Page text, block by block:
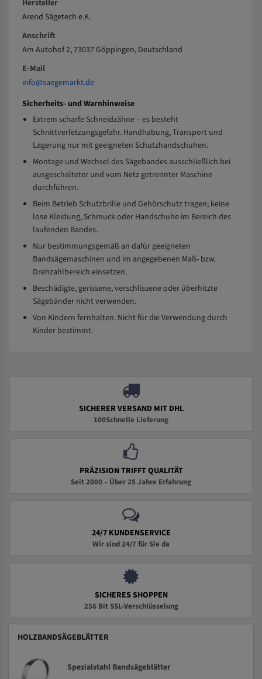
Hersteller
Arend Sägetech e.K.
Anschrift
Am Autohof 2, 73037 Göppingen, Deutschland
E-Mail
info@saegemarkt.de
Sicherheits- und Warnhinweise
Extrem scharfe Schneidzähne – es besteht
Schnittverletzungsgefahr. Handhabung, Transport und
Lagerung nur mit geeigneten Schutzhandschuhen.
Montage und Wechsel des Sägebandes ausschließlich bei
ausgeschalteter und vom Netz getrennter Maschine
durchführen.
Beim Betrieb Schutzbrille und Gehörschutz tragen; keine
lose Kleidung, Schmuck oder Handschuhe im Bereich des
laufenden Bandes.
Nur bestimmungsgemäß an dafür geeigneten
Bandsägemaschinen und im angegebenen Maß- bzw.
Drehzahlbereich einsetzen.
Beschädigte, gerissene, verschlissene oder überhitzte
Sägebänder nicht verwenden.
Von Kindern fernhalten. Nicht für die Verwendung durch
Kinder bestimmt.
SICHERER VERSAND MIT DHL
100Schnelle Lieferung
PRÄZISION TRIFFT QUALITÄT
Seit 2000 – Über 25 Jahre Erfahrung
24/7 KUNDENSERVICE
Wir sind 24/7 für Sie da
SICHERES SHOPPEN
256 Bit SSL-Verschlüsselung
HOLZBANDSÄGEBLÄTTER
Spezialstahl Bandsägeblätter